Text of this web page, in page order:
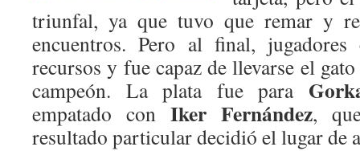
triunfal, ya que tuvo que remar y
encuentros. Pero al final,
recursos y fue capaz de llevarse el
campeón. La plata fue para
empatado con Iker Fernández,
resultado particular decidió el lugar de